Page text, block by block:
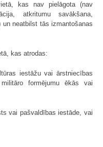
kas nav pielāgota (nav
atkritumu savākšana,
neatbilst tās izmantošanas
kas atrodas:
iestāžu vai ārstniecības
formējumu ēkās vai
vai pašvaldības iestāde, vai